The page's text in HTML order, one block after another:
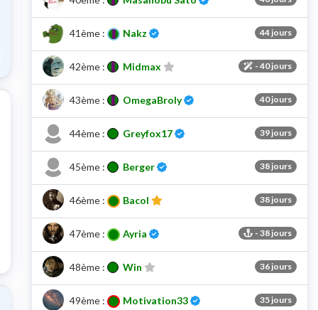
de ce pointage
de ce pointage
41ème : Nakz Certifié 44 jours
42ème : Midmax - 40 jours
43ème : OmegaBroly Certifié 40 jours
44ème : Greyfox17 Certifié 39 jours
45ème : Berger Certifié 38 jours
46ème : Bacol 38 jours
47ème : Ayria Certifié - 38 jours
48ème : Win 36 jours
49ème : Motivation33 Certifié 35 jours